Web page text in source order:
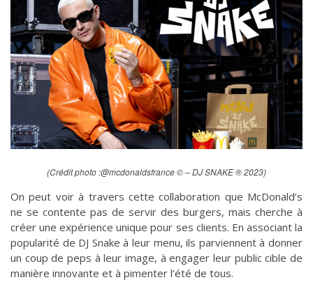
(Crédit photo :@mcdonaldsfrance© – DJ SNAKE ® 2023)
On peut voir à travers cette collaboration que McDonald’s
ne se contente pas de servir des burgers, mais cherche à
créer une expérience unique pour ses clients. En associant la
popularité de DJ Snake à leur menu, ils parviennent à donner
un coup de peps à leur image, à engager leur public cible de
manière innovante et à pimenter l’été de tous.